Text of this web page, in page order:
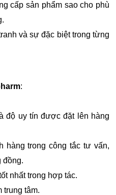
cấp sản phẩm sao cho phù
và sự đặc biệt trong từng
:
độ uy tín được đặt lên hàng
hàng trong công tắc tư vấn,
đồng.
nhất trong hợp tác.
trung tâm.